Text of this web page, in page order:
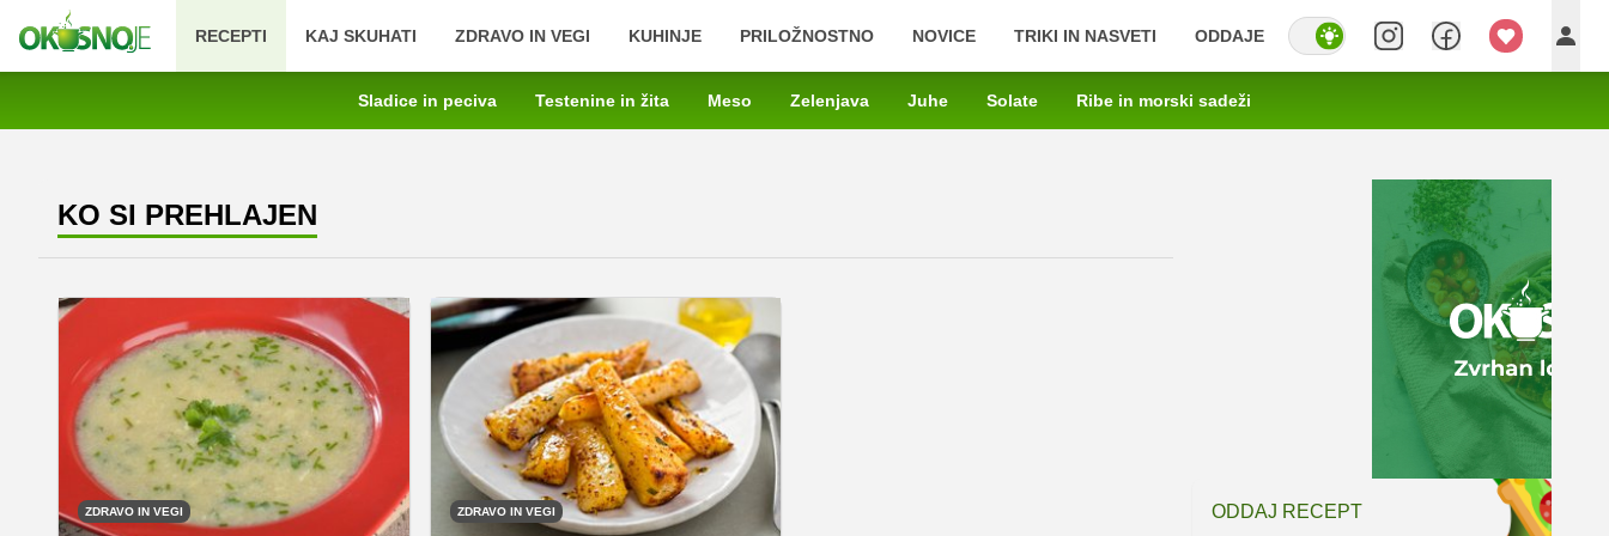
RECEPTI KAJ SKUHATI ZDRAVO IN VEGI KUHINJE PRILOŽNOSTNO NOVICE TRIKI IN NASVETI ODDAJE
Sladice in peciva Testenine in žita Meso Zelenjava Juhe Solate Ribe in morski sadeži
KO SI PREHLAJEN
ZDRAVO IN VEGI ZDRAVO IN VEGI ODDAJ RECEPT